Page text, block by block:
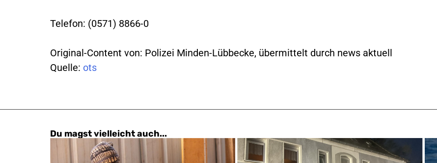
Telefon: (0571) 8866-0
Original-Content von: Polizei Minden-Lübbecke, übermittelt durch news aktuell
Quelle: ots
Du magst vielleicht auch...